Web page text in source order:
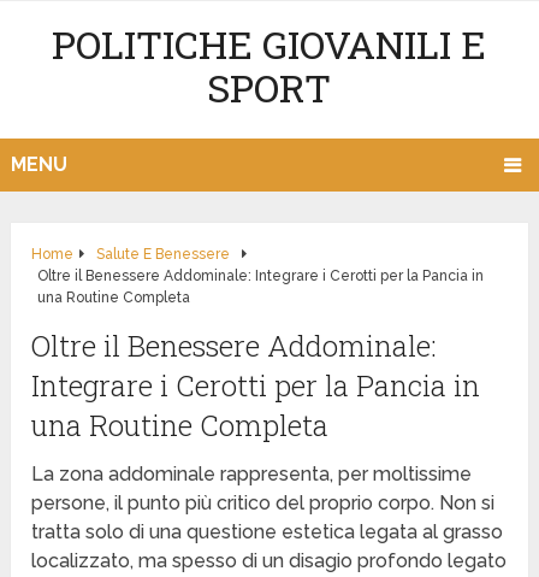
POLITICHE GIOVANILI E
SPORT
MENU
Home
Salute E Benessere
Oltre il Benessere Addominale: Integrare i Cerotti per la Pancia in
una Routine Completa
Oltre il Benessere Addominale:
Integrare i Cerotti per la Pancia in
una Routine Completa
La zona addominale rappresenta, per moltissime
persone, il punto più critico del proprio corpo. Non si
tratta solo di una questione estetica legata al grasso
localizzato, ma spesso di un disagio profondo legato